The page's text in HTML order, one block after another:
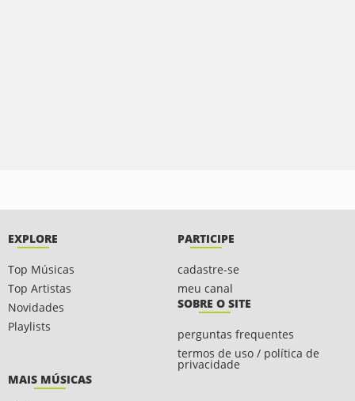
EXPLORE
Top Músicas
Top Artistas
Novidades
Playlists
PARTICIPE
cadastre-se
meu canal
SOBRE O SITE
perguntas frequentes
termos de uso / política de
privacidade
MAIS MÚSICAS